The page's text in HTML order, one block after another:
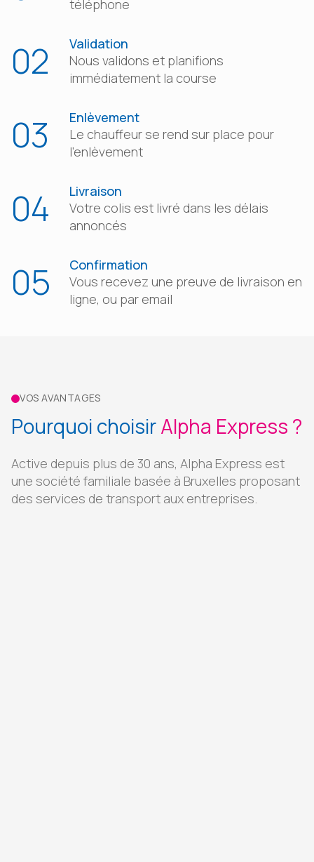
téléphone
02
Validation
Nous validons et planifions
immédiatement la course
03
Enlèvement
Le chauffeur se rend sur place pour
l’enlèvement
04
Livraison
Votre colis est livré dans les délais
annoncés
05
Confirmation
Vous recevez une preuve de livraison en
ligne, ou par email
VOS AVANTAGES
Pourquoi choisirAlpha Express ?
Active depuis plus de 30 ans, Alpha Express est
une société familiale basée à Bruxelles proposant
des services de transport aux entreprises.